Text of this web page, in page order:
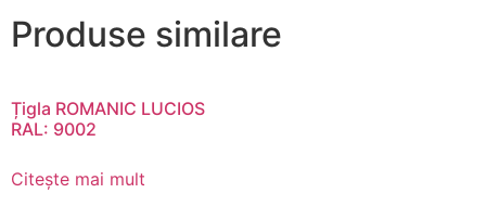
Produse similare
Țigla ROMANIC LUCIOS
RAL: 9002
Citește mai mult